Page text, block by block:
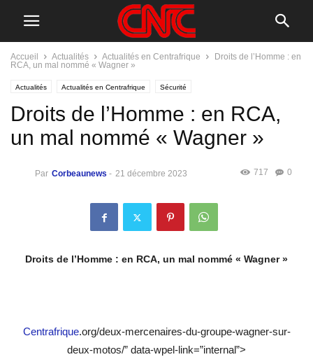
Accueil Actualités Actualités en Centrafrique
Droits de l’Homme : en
RCA, un mal nommé « Wagner »
Actualités Actualités en Centrafrique Sécurité
Droits de l’Homme : en RCA,
un mal nommé « Wagner »
Par Corbeaunews - 21 décembre 2023 0
717
Droits de l’Homme : en RCA, un mal nommé « Wagner »
Centrafrique.org/deux-mercenaires-du-groupe-wagner-sur-
deux-motos/” data-wpel-link=”internal”>